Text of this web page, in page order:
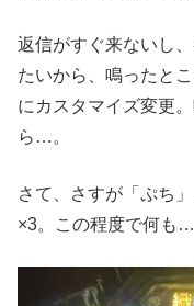
返信がすぐ来ないし
たいから、鳴ったと
にカスタマイズ変更。
ら…。
さて、さすが「ぷち
×3。この程度で何も…